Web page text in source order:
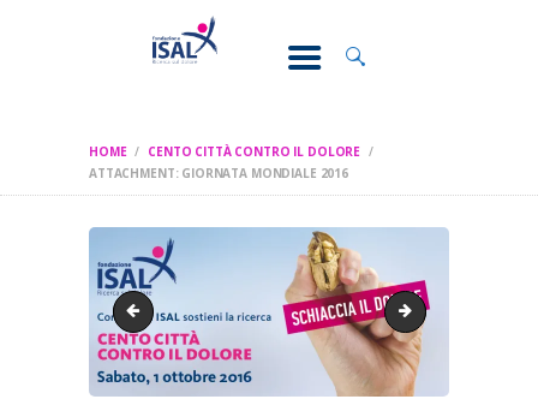
HOME
CENTO CITTÀ CONTRO IL DOLORE
ATTACHMENT: GIORNATA MONDIALE 2016
CONOSCI IL
DOLORE
ASSISTENZA
RICERCA
FORMAZIONE
CHI SIAMO
zeropain_010 SAVETHEDATE